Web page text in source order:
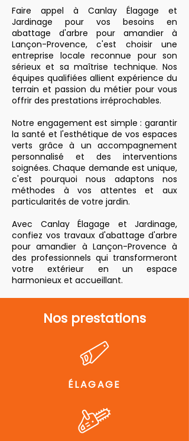
Faire appel à Canlay Élagage et
Jardinage pour vos besoins en
abattage d'arbre pour amandier à
Lançon-Provence, c'est choisir une
entreprise locale reconnue pour son
sérieux et sa maîtrise technique. Nos
équipes qualifiées allient expérience du
terrain et passion du métier pour vous
offrir des prestations irréprochables.
Notre engagement est simple : garantir
la santé et l'esthétique de vos espaces
verts grâce à un accompagnement
personnalisé et des interventions
soignées. Chaque demande est unique,
c'est pourquoi nous adaptons nos
méthodes à vos attentes et aux
particularités de votre jardin.
Avec Canlay Élagage et Jardinage,
confiez vos travaux d'abattage d'arbre
pour amandier à Lançon-Provence à
des professionnels qui transformeront
votre extérieur en un espace
harmonieux et accueillant.
Nos prestations
ÉLAGAGE